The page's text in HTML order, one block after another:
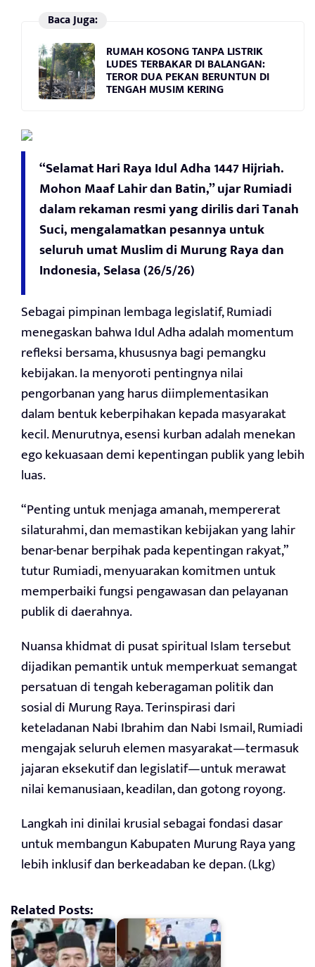
Baca Juga:
RUMAH KOSONG TANPA LISTRIK
LUDES TERBAKAR DI BALANGAN:
TEROR DUA PEKAN BERUNTUN DI
TENGAH MUSIM KERING
“Selamat Hari Raya Idul Adha 1447 Hijriah.
Mohon Maaf Lahir dan Batin,” ujar Rumiadi
dalam rekaman resmi yang dirilis dari Tanah
Suci, mengalamatkan pesannya untuk
seluruh umat Muslim di Murung Raya dan
Indonesia, Selasa (26/5/26)
Sebagai pimpinan lembaga legislatif, Rumiadi
menegaskan bahwa Idul Adha adalah momentum
refleksi bersama, khususnya bagi pemangku
kebijakan. Ia menyoroti pentingnya nilai
pengorbanan yang harus diimplementasikan
dalam bentuk keberpihakan kepada masyarakat
kecil. Menurutnya, esensi kurban adalah menekan
ego kekuasaan demi kepentingan publik yang lebih
luas.
“Penting untuk menjaga amanah, mempererat
silaturahmi, dan memastikan kebijakan yang lahir
benar-benar berpihak pada kepentingan rakyat,”
tutur Rumiadi, menyuarakan komitmen untuk
memperbaiki fungsi pengawasan dan pelayanan
publik di daerahnya.
Nuansa khidmat di pusat spiritual Islam tersebut
dijadikan pemantik untuk memperkuat semangat
persatuan di tengah keberagaman politik dan
sosial di Murung Raya. Terinspirasi dari
keteladanan Nabi Ibrahim dan Nabi Ismail, Rumiadi
mengajak seluruh elemen masyarakat—termasuk
jajaran eksekutif dan legislatif—untuk merawat
nilai kemanusiaan, keadilan, dan gotong royong.
Langkah ini dinilai krusial sebagai fondasi dasar
untuk membangun Kabupaten Murung Raya yang
lebih inklusif dan berkeadaban ke depan. (Lkg)
Related Posts: